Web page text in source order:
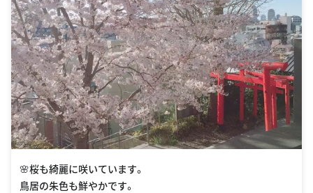
🌸桜も綺麗に咲いています。
鳥居の朱色も鮮やかです。